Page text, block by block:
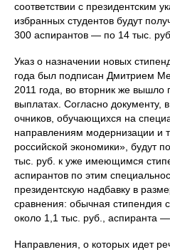
соответствии с президентским
избранных студентов будут
300 аспирантов — по 14 тыс.
Указ о назначении новых
года был подписан Дмитрием
2011 года, во вторник же вышло
выплатах. Согласно документу,
очников, обучающихся на
направлениям модернизации и
российской экономики», будут
тыс. руб. к уже имеющимся
аспирантов по этим
президентскую надбавку в
сравнения: обычная стипендия
около 1,1 тыс. руб., аспиранта
Направления, о которых идет